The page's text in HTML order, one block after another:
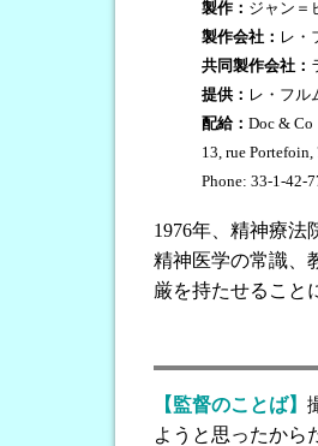
製作： ジャン＝
製作会社： レ・
共同製作会社：
提供： レ・フル
配給： Doc & Co
13, rue
Phone: 33-1-42-
1976年、精神療
精神医学の常識、
厳を持たせること
【監督のことば】
ようと思ったから